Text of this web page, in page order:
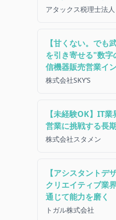
アタックス税理士法人
【甘くない。でも
を引き寄せる"数
信機器販売営業イ
株式会社SKY’S
【未経験OK】IT
営業に挑戦する長
株式会社スタメン
【アシスタントデ
クリエイティブ業
通じて能力を磨く
トガル株式会社